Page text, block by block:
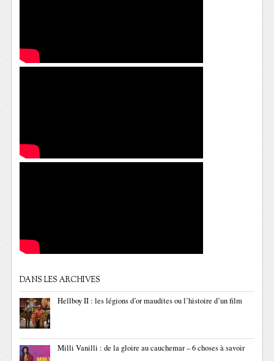
DANS LES ARCHIVES
Hellboy II : les légions d’or maudites ou l’histoire d’un film
Milli Vanilli : de la gloire au cauchemar – 6 choses à savoir